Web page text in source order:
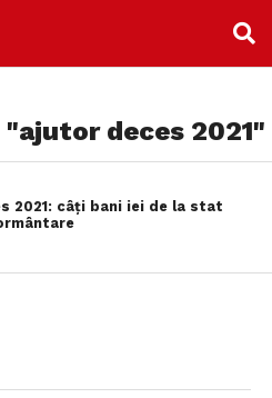
deces 2021"
2021: câți bani iei de la stat